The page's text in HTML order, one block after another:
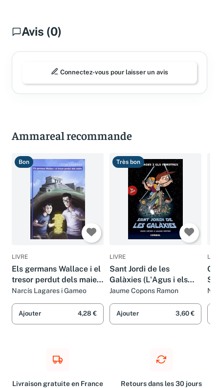
Avis (0)
Connectez-vous pour laisser un avis
Ammareal recommande
Bon
LIVRE
Els germans Wallace i el
tresor perdut dels maies
(SIN COLECCION)
Narcís Lagares i Gameo
Ajouter 4,28 €
Très bon
LIVRE
Sant Jordi de les
Galàxies (L'Agus i els
monstres)
Jaume Copons Ramon
Ajouter 3,60 €
Livraison gratuite en France
Retours dans les 30 jours